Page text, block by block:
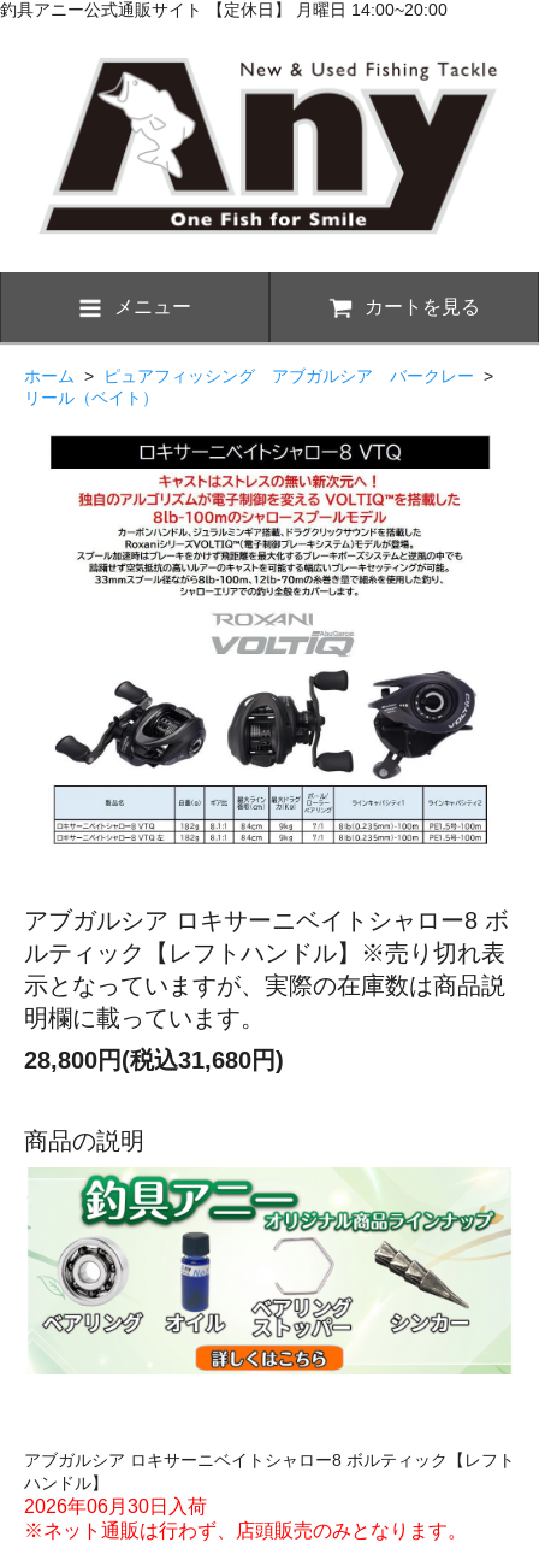
釣具アニー公式通販サイト 【定休日】 月曜日 14:00~20:00
メニュー カートを見る
ホーム > ピュアフィッシング アブガルシア バークレー >
リール（ベイト）
アブガルシア ロキサーニベイトシャロー8 ボ
ルティック【レフトハンドル】※売り切れ表
示となっていますが、実際の在庫数は商品説
明欄に載っています。
28,800円(税込31,680円)
商品の説明
アブガルシア ロキサーニベイトシャロー8 ボルティック【レフト
ハンドル】
2026年06月30日入荷
※ネット通販は行わず、店頭販売のみとなります。